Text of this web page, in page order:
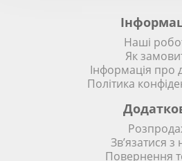
Наші
Як
Інформація про
Політика
Зв’язатися з
Повернення